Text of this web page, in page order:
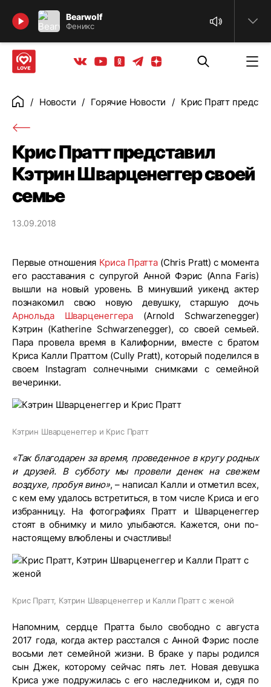
Bearwolf
Феникс
Найти
Вконтакте
YoutubeОдноклассники
ТелеграмЯндекс дзен
ГлавнаяНовости Горячие Новости Крис Пратт
Крис Пратт представил
Кэтрин Шварценеггер своей
семье
13.09.2018
Первые отношения Криса Пратта(Chris Pratt) с момента
его расставания с супругой Анной Фэрис (Anna Faris)
вышли на новый уровень. В минувший уикенд актер
познакомил свою новую девушку, старшую дочь
Арнольда Шварценеггера(Arnold Schwarzenegger)
Кэтрин (Katherine Schwarzenegger), со своей семьей.
Пара провела время в Калифорнии, вместе с братом
Криса Калли Праттом (Cully Pratt), который поделился в
своем Instagram солнечными снимками с семейной
вечеринки.
Кэтрин Шварценеггер и Крис Пратт
«Так благодарен за время, проведенное в кругу родных
и друзей. В субботу мы провели денек на свежем
воздухе, пробуя вино», – написал Калли и отметил всех,
с кем ему удалось встретиться, в том числе Криса и его
избранницу. На фотографиях Пратт и Шварценеггер
стоят в обнимку и мило улыбаются. Кажется, они по-
настоящему влюблены и счастливы!
Крис Пратт, Кэтрин Шварценеггер и Калли Пратт с женой
Напомним, сердце Пратта было свободно с августа
2017 года, когда актер расстался с Анной Фэрис после
восьми лет семейной жизни. В браке у пары родился
сын Джек, которому сейчас пять лет. Новая девушка
Криса уже подружилась с его наследником и, судя по